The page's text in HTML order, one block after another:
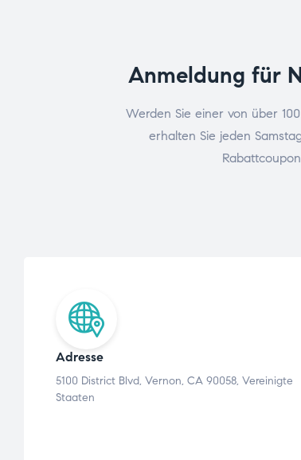
Anmeldung für
Werden Sie einer von über
erhalten Sie jeden
Adresse
5100 District Blvd, Vernon, CA 90058, Vereinigte
Staaten